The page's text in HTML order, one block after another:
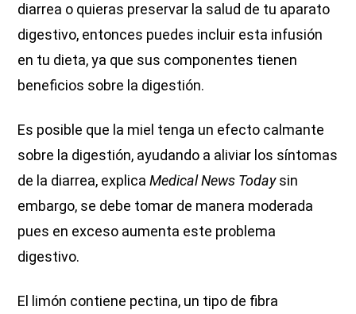
diarrea o quieras preservar la salud de tu aparato
digestivo, entonces puedes incluir esta infusión
en tu dieta, ya que sus componentes tienen
beneficios sobre la digestión.
Es posible que la miel tenga un efecto calmante
sobre la digestión, ayudando a aliviar los síntomas
de la diarrea, explicaMedical News Todaysin
embargo, se debe tomar de manera moderada
pues en exceso aumenta este problema
digestivo.
El limón contiene pectina, un tipo de fibra